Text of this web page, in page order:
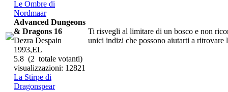
Le Ombre di
Nordmaar
Ti risvegli al limitare di un bosco e non
unici indizi che possono aiutarti a ritrovare
Advanced Dungeons
& Dragons 16
Dezra Despain
1993,EL
5.8 (2 totale votanti)
visualizzazioni: 12821
La Stirpe di
Dragonspear